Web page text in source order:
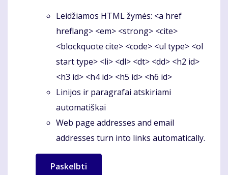
Leidžiamos HTML žymės: <a href
hreflang> <em> <strong> <cite>
<blockquote cite> <code> <ul type> <ol
start type> <li> <dl> <dt> <dd> <h2 id>
<h3 id> <h4 id> <h5 id> <h6 id>
Linijos ir paragrafai atskiriami
automatiškai
Web page addresses and email
addresses turn into links automatically.